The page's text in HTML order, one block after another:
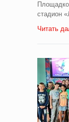
стадион
Читать